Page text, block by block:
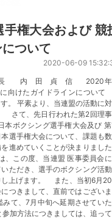
権大会および 競
ついて
2020-06-09
会 長 内 田 貞 信 2020年
向けたガイドラインについて
。 平素より、当連盟の活動に
さて、先日行われた第2回理
本ボクシング選手権大会及び
選手権大会について、課題も
進めていくことが決まりまし
、この度、当連盟 医事委員会
ただき、選手のボクシング活
し上げます。 また、当初6月
つきまして、直前ではござい
て、7月中旬へ延期させてい
加方法につきましては、追っ